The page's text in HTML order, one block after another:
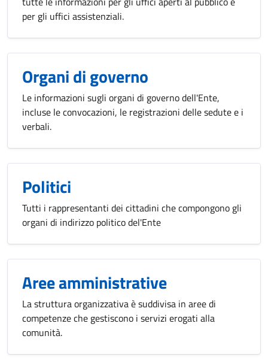
per gli uffici assistenziali.
Organi di governo
Le informazioni sugli organi di governo dell'Ente,
incluse le convocazioni, le registrazioni delle sedute e i
verbali.
Politici
Tutti i rappresentanti dei cittadini che compongono gli
organi di indirizzo politico del'Ente
Aree amministrative
La struttura organizzativa è suddivisa in aree di
competenze che gestiscono i servizi erogati alla
comunità.